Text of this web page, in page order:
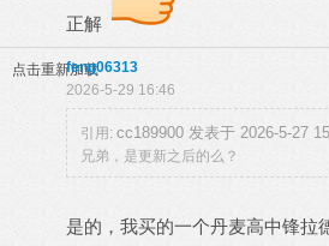
正解
点击重新加载feng06313
2026-5-29 16:46
引用: cc189900 发表于 2026-5-27
兄弟，是更新之后的么？
是的，我买的一个丹麦高中锋拉